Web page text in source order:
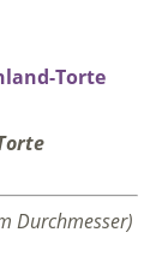
Durchmesser)